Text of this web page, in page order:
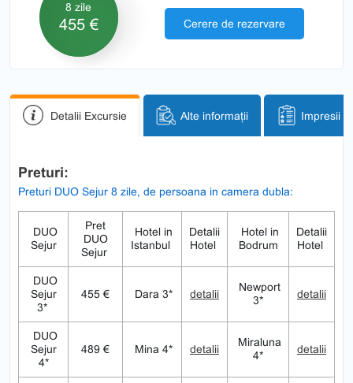
8 zile
455 € Cerere de rezervare
Detalii Excursie Alte informații Impresii
Preturi:
Preturi DUO Sejur 8 zile, de persoana in camera dubla:
DUO
Sejur
Pret
DUO
Sejur
Hotel in
Istanbul
Detalii
Hotel
Hotel in
Bodrum
Detalii
Hotel
DUO
Sejur
3*
455 € Dara 3* detalii
Newport
3*
detalii
DUO
Sejur
4*
489 € Mina 4* detalii
Miraluna
4*
detalii